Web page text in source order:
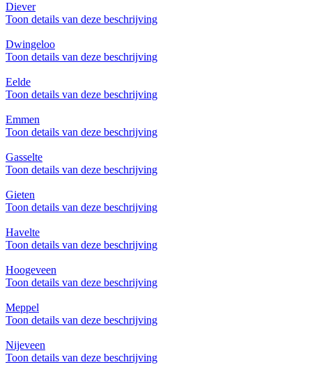
Diever
Toon details van deze beschrijving
Dwingeloo
Toon details van deze beschrijving
Eelde
Toon details van deze beschrijving
Emmen
Toon details van deze beschrijving
Gasselte
Toon details van deze beschrijving
Gieten
Toon details van deze beschrijving
Havelte
Toon details van deze beschrijving
Hoogeveen
Toon details van deze beschrijving
Meppel
Toon details van deze beschrijving
Nijeveen
Toon details van deze beschrijving